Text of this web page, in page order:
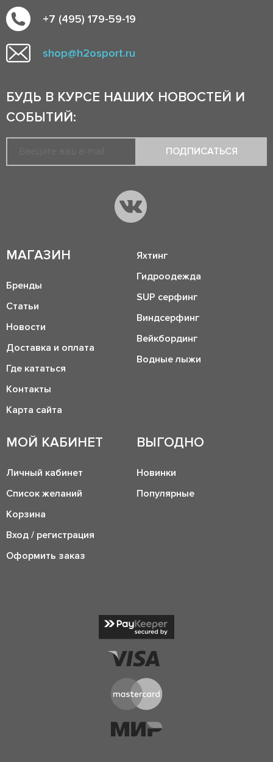
+7 (495) 179-59-19
shop@h2osport.ru
БУДЬ В КУРСЕ НАШИХ НОВОСТЕЙ И
СОБЫТИЙ:
ПОДПИСАТЬСЯ
МАГАЗИН
Бренды
Статьи
Новости
Доставка и оплата
Где кататься
Контакты
Карта сайта
Яхтинг
Гидроодежда
SUP серфинг
Виндсерфинг
Вейкбординг
Водные лыжи
МОЙ КАБИНЕТ
Личный кабинет
Список желаний
Корзина
Вход / регистрация
Оформить заказ
ВЫГОДНО
Новинки
Популярные